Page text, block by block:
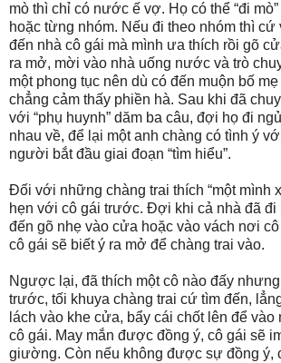
mò thì chỉ có nước ế vợ. Họ có thể “đi
hoặc từng nhóm. Nếu đi theo nhóm thì cứ
đến nhà cô gái mà mình ưa thích rồi gõ
ra mở, mời vào nhà uống nước và trò
một phong tục nên dù có đến muộn bố
chẳng cảm thấy phiền hà. Sau khi đã
với “phụ huynh” dăm ba câu, đợi họ đi
nhau về, để lại một anh chàng có tình ý
người bắt đầu giai đoạn “tìm hiểu”.
Đối với những chàng trai thích “một mình
hẹn với cô gái trước. Đợi khi cả nhà đã đi
đến gõ nhẹ vào cửa hoặc vào vách nơi
cô gái sẽ biết ý ra mở để chàng trai vào.
Ngược lại, đã thích một cô nào đấy
trước, tối khuya chàng trai cứ tìm đến,
lách vào khe cửa, bẩy cái chốt lên để vào
cô gái. May mắn được đồng ý, cô gái sẽ
giường. Còn nếu không được sự đồng ý,